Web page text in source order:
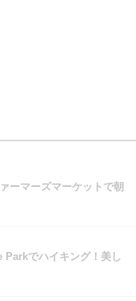
ーマーズマーケットで朝
Parkでハイキング！美し